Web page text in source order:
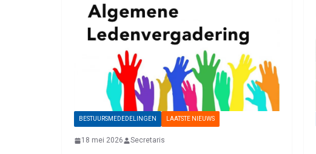
BESTUURSMEDEDELINGEN LAATSTE NIEUWS
18 mei 2026 Secretaris